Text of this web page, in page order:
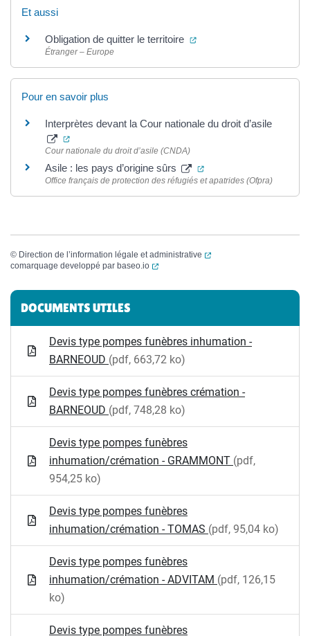
Et aussi
Obligation de quitter le territoire (ouverture dans un
Étranger – Europe
Pour en savoir plus
Interprètes devant la Cour nationale du droit d’asile
(ouverture dans un nouvel onglet)
Cour nationale du droit d’asile (CNDA)
Asile : les pays d’origine sûrs (ouverture dans un
Office français de protection des réfugiés et apatrides (Ofpra)
© Direction de l’information légale et administrative
(ouverture dans un
comarquage developpé par baseo.io (ouverture dans un nouvel onglet)
Informations complémentaires
DOCUMENTS UTILES
Devis type pompes funèbres inhumation -
BARNEOUD (pdf, 663,72 ko)
Devis type pompes funèbres crémation -
BARNEOUD (pdf, 748,28 ko)
Devis type pompes funèbres
inhumation/crémation - GRAMMONT (pdf,
954,25 ko)
Devis type pompes funèbres
inhumation/crémation - TOMAS (pdf, 95,04 ko)
Devis type pompes funèbres
inhumation/crémation - ADVITAM (pdf, 126,15
ko)
Devis type pompes funèbres